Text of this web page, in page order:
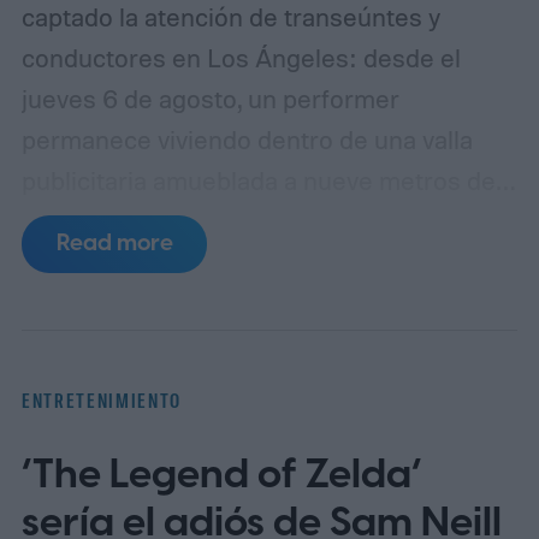
captado la atención de transeúntes y
conductores en Los Ángeles: desde el
jueves 6 de agosto, un performer
altura sobre Sunset Boulevard, en la
intersección con Selma Avenue, en West
protagonizada por Greta Lee y Wagner
Moura y dirigida por Louis Leterrier,
Read more
ENTRETENIMIENTO
‘The Legend of Zelda’
sería el adiós de Sam Neill